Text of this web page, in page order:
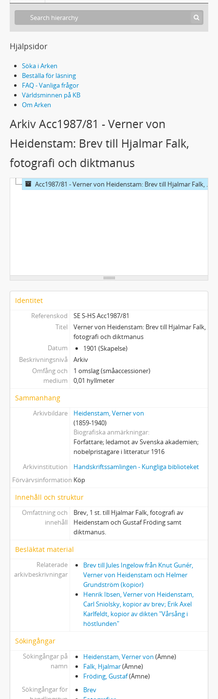
Hjälpsidor
Söka i Arken
Beställa för läsning
FAQ - Vanliga frågor
Världsminnen på KB
Om Arken
Arkiv Acc1987/81 - Verner von
Heidenstam: Brev till Hjalmar Falk,
fotografi och diktmanus
Acc1987/81 - Verner von Heidenstam: Brev till Hjalmar Falk, fotografi och diktmanus
Identitet
Referenskod
SE S-HS Acc1987/81
Titel
Verner von Heidenstam: Brev till Hjalmar Falk,
fotografi och diktmanus
Datum
1901 (Skapelse)
Beskrivningsnivå
Arkiv
Omfång och
medium
1 omslag (småaccessioner)
0,01 hyllmeter
Sammanhang
Arkivbildare
Heidenstam, Verner von
(1859-1940)
Biografiska anmärkningar
Författare; ledamot av Svenska akademien;
nobelpristagare i litteratur 1916
Arkivinstitution
Handskriftssamlingen - Kungliga biblioteket
Förvärvsinformation Köp
Innehåll och struktur
Omfattning och
innehåll
Brev, 1 st. till Hjalmar Falk, fotografi av
Heidenstam och Gustaf Fröding samt
diktmanus.
Besläktat material
Relaterade
arkivbeskrivningar
Brev till Jules Ingelow från Knut Gunér,
Verner von Heidenstam och Helmer
Grundström (kopior)
Henrik Ibsen, Verner von Heidenstam,
Carl Sniolsky, kopior av brev; Erik Axel
Karlfeldt, kopior av dikten "Vårsång i
höstlunden"
Sökingångar
Sökingångar på
namn
Heidenstam, Verner von (Ämne)
Falk, Hjalmar(Ämne)
Fröding, Gustaf(Ämne)
Sökingångar för
Brev